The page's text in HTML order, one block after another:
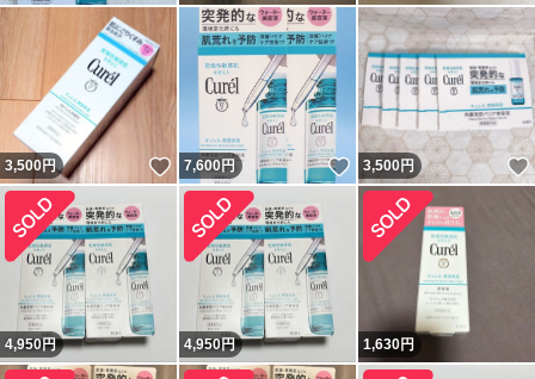
3,500円 いいね！
7,600円 いいね！
3,500円
4,950円 4,950円 1,630円